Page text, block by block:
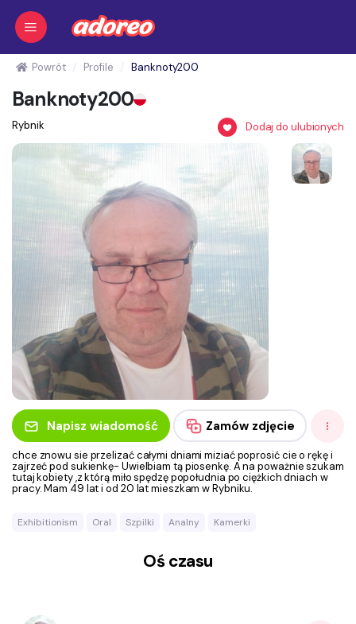
Powrót Profile Banknoty200
Banknoty200
Rybnik Dodaj do ulubionych
Napisz wiadomość Zamów zdjęcie
chce znowu sie przelizać całymi dniami miziać poprosić cie o rękę i
zajrzeć pod sukienkę- Uwielbiam tą piosenkę. A na poważnie szukam
tutaj kobiety ,z którą miło spędzę popołudnia po ciężkich dniach w
pracy. Mam 49 lat i od 20 lat mieszkam w Rybniku.
Exhibitionism Oral Szpilki Analny Kamerki
Oś czasu